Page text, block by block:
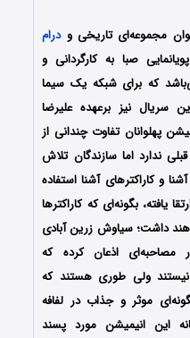
درام
مرکز پویانمایی صبا به کارگردانی و
که برای شبکه یک سیما
سریال نیز برعهده علیرضا
پهلوانان تفاوت چندانی از
ندارد اما سازندگان تلاش
و کاراکتر‌های آشنا استفاده
یافته، بگونه‌ای که کاراکتر‌ها
داشت؛ سیاوش زرین آبادی
مصاحبه‌ای اذعان کرده که
نیستند ولی طوری هستند که
موثر و جذاب در لفافه
این انیمیشن مورد پسند